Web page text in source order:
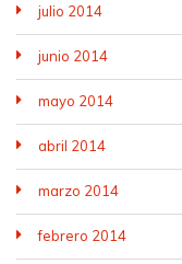
julio 2014
junio 2014
mayo 2014
abril 2014
marzo 2014
febrero 2014